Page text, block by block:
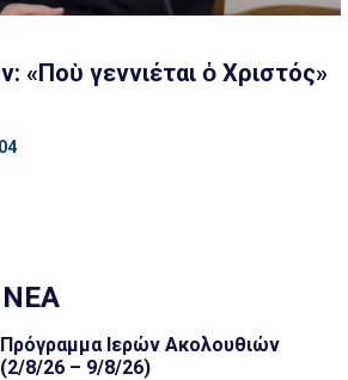
«Ποὺ γεννιέται ὁ Χριστός»
ΝΕΑ
Πρόγραμμα Ιερών Ακολουθιών
(2/8/26 – 9/8/26)